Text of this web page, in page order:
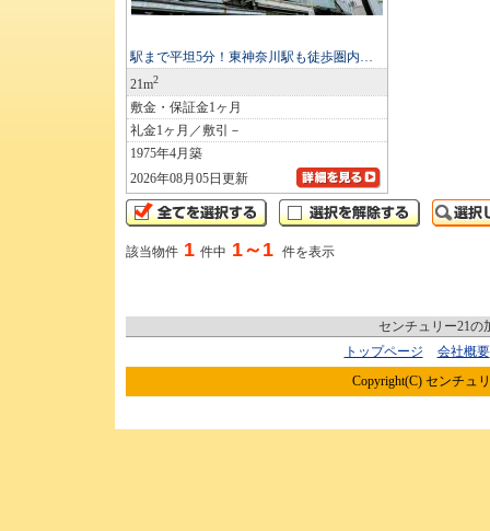
駅まで平坦5分！東神奈川駅も徒歩圏内…
21m2
敷金・保証金1ヶ月
礼金1ヶ月／敷引－
1975年4月築
2026年08月05日更新
該当物件 1 件中 1～1 件を表示
センチュリー21の
トップページ
会社概要
Copyright(C) センチュ